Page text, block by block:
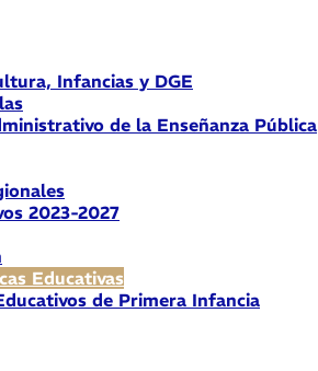
Infancias y DGE
de la Enseñanza Pública
2023-2027
Educativas
de Primera Infancia